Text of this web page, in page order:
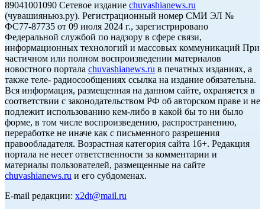
89041001090 Сетевое издание chuvashianews.ru
(чувашияньюз.ру). Регистрационный номер СМИ ЭЛ №
ФС77-87735 от 09 июля 2024 г., зарегистрировано
Федеральной службой по надзору в сфере связи,
информационных технологий и массовых коммуникаций При
частичном или полном воспроизведении материалов
новостного портала chuvashianews.ru в печатных изданиях, а
также теле- радиосообщениях ссылка на издание обязательна.
Вся информация, размещенная на данном сайте, охраняется в
соответствии с законодательством РФ об авторском праве и не
подлежит использованию кем-либо в какой бы то ни было
форме, в том числе воспроизведению, распространению,
переработке не иначе как с письменного разрешения
правообладателя. Возрастная категория сайта 16+. Редакция
портала не несет ответственности за комментарии и
материалы пользователей, размещенные на сайте
chuvashianews.ru и его субдоменах.
E-mail редакции: x2dt@mail.ru